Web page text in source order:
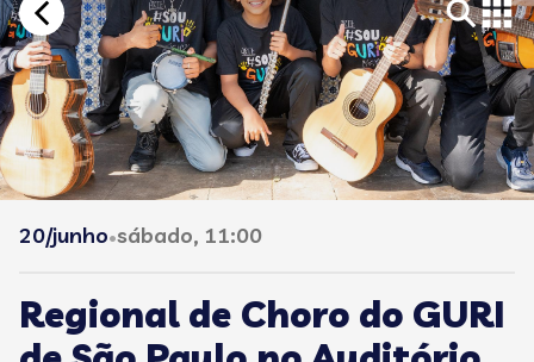
20/junho•sábado, 11:00
Regional de Choro do GURI